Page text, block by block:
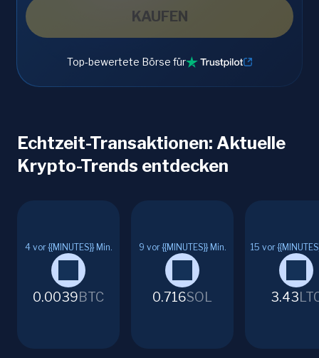
KAUFEN
Top-bewertete Börse für
Echtzeit-Transaktionen: Aktuelle
Krypto-Trends entdecken
4 vor {{MINUTES}} Min.
0.0039BTC
9 vor {{MINUTES}} Min.
0.716SOL
15 vor
3.43